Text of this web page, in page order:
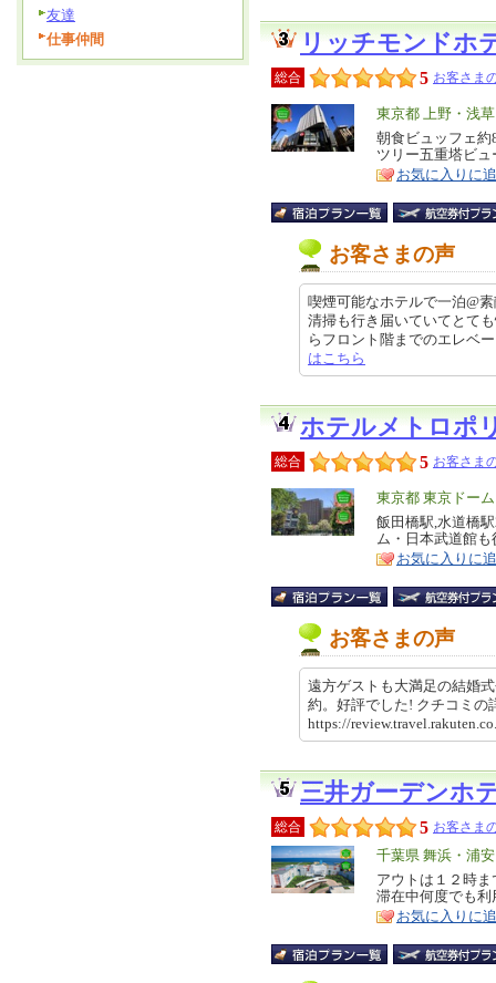
リッチモンドホ
総合 5 お客さま
エ
リ
ア
東京都 上野・浅
特
徴
朝食ビュッフェ
ツリー五重塔ビ
お気に入りに
お客さまの声
喫煙可能なホテルで一泊@
清掃も行き届いていてとて
らフロント階までのエレベ
はこちら
ホテルメトロポ
総合 5 お客さま
エ
リ
ア
東京都 東京ドー
特
徴
飯田橋駅,水道橋
ム・日本武道館も
お気に入りに
お客さまの声
遠方ゲストも大満足の結婚
約。好評でした! クチコミ
https://
三井ガーデンホ
総合 5 お客さま
エ
リ
ア
千葉県 舞浜・浦
特
徴
アウトは１２時
滞在中何度でも
お気に入りに
友達
仕事仲間